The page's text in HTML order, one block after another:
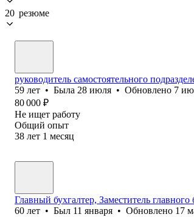
20 резюме
руководитель самостоятельного
59 лет • Была 28 июля • Обновлено 7
80 000 ₽
Не ищет работу
Общий опыт
38 лет 1 месяц
Главный бухгалтер, Заместитель главного
60 лет • Был 11 января • Обновлено 17